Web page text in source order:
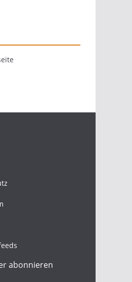
abonnieren